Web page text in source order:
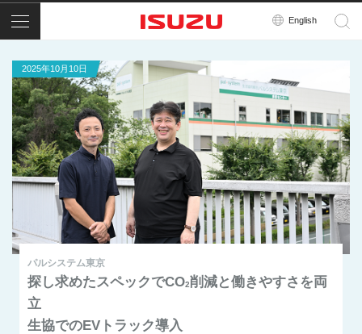
English
2025年10月10日
パルシステム東京
探し求めたスペックでCO2削減と働きやすさを両
立
生協でのEVトラック導入